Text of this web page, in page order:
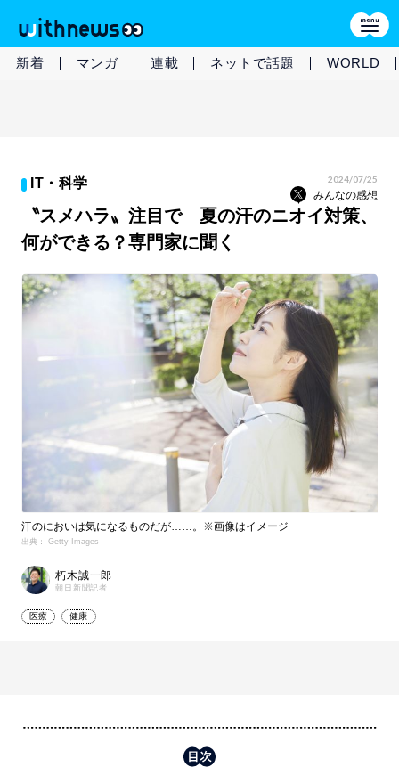
新着 マンガ 連載 ネットで話題 WORLD
IT・科学 2024/07/25
みんなの感想
〝スメハラ〟注目で 夏の汗のニオイ対策、
何ができる？専門家に聞く
汗のにおいは気になるものだが……。※画像はイメージ
出典： Getty Images
朽木誠一郎
朝日新聞記者
医療 健康